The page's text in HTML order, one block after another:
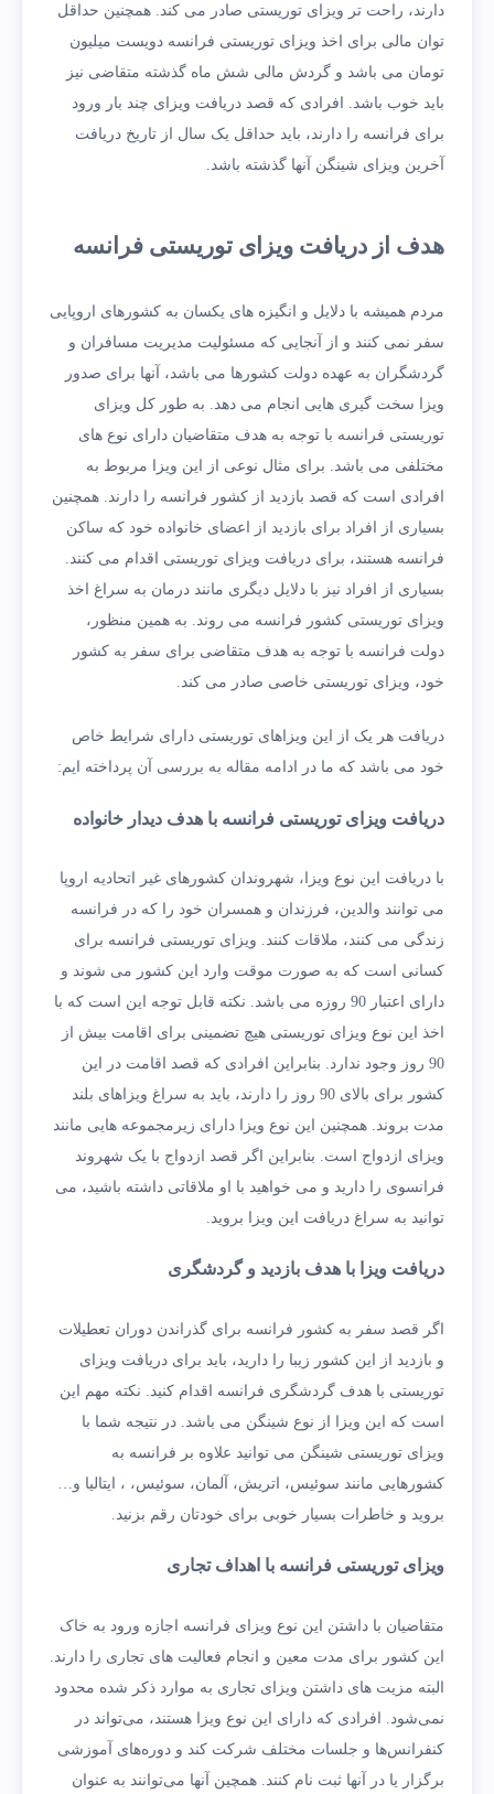
دارند، راحت تر ویزای توریستی صادر می کند. همچنین حداقل
توان مالی برای اخذ ویزای توریستی فرانسه دویست میلیون
تومان می باشد و گردش مالی شش ماه گذشته متقاضی نیز
باید خوب باشد. افرادی که قصد دریافت ویزای چند بار ورود
برای فرانسه را دارند، باید حداقل یک سال از تاریخ دریافت
آخرین ویزای شینگن آنها گذشته باشد.
هدف از دریافت ویزای توریستی فرانسه
مردم همیشه با دلایل و انگیزه های یکسان به کشورهای اروپایی
سفر نمی کنند و از آنجایی که مسئولیت مدیریت مسافران و
گردشگران به عهده دولت کشورها می باشد، آنها برای صدور
ویزا سخت گیری هایی انجام می دهد. به طور کل ویزای
توریستی فرانسه با توجه به هدف متقاضیان دارای نوع های
مختلفی می باشد. برای مثال نوعی از این ویزا مربوط به
افرادی است که قصد بازدید از کشور فرانسه را دارند. همچنین
بسیاری از افراد برای بازدید از اعضای خانواده خود که ساکن
فرانسه هستند، برای دریافت ویزای توریستی اقدام می کنند.
بسیاری از افراد نیز با دلایل دیگری مانند درمان به سراغ اخذ
ویزای توریستی کشور فرانسه می روند. به همین منظور،
دولت فرانسه با توجه به هدف متقاضی برای سفر به کشور
خود، ویزای توریستی خاصی صادر می کند.
دریافت هر یک از این ویزاهای توریستی دارای شرایط خاص
خود می باشد که ما در ادامه مقاله به بررسی آن پرداخته ایم:
دریافت ویزای توریستی فرانسه با هدف دیدار خانواده
با دریافت این نوع ویزا، شهروندان کشورهای غیر اتحادیه اروپا
می توانند والدین، فرزندان و همسران خود را که در فرانسه
زندگی می کنند، ملاقات کنند. ویزای توریستی فرانسه برای
کسانی است که به صورت موقت وارد این کشور می شوند و
دارای اعتبار 90 روزه می باشد. نکته قابل توجه این است که با
اخذ این نوع ویزای توریستی هیچ تضمینی برای اقامت بیش از
90 روز وجود ندارد. بنابراین افرادی که قصد اقامت در این
کشور برای بالای 90 روز را دارند، باید به سراغ ویزاهای بلند
مدت بروند. همچنین این نوع ویزا دارای زیرمجموعه هایی مانند
ویزای ازدواج است. بنابراین اگر قصد ازدواج با یک شهروند
فرانسوی را دارید و می خواهید با او ملاقاتی داشته باشید، می
توانید به سراغ دریافت این ویزا بروید.
دریافت ویزا با هدف بازدید و گردشگری
اگر قصد سفر به کشور فرانسه برای گذراندن دوران تعطیلات
و بازدید از این کشور زیبا را دارید، باید برای دریافت ویزای
توریستی با هدف گردشگری فرانسه اقدام کنید. نکته مهم این
است که این ویزا از نوع شینگن می باشد. در نتیجه شما با
ویزای توریستی شینگن می توانید علاوه بر فرانسه به
کشورهایی مانند سوئیس، اتریش، آلمان، سوئیس، ، ایتالیا و…
بروید و خاطرات بسیار خوبی برای خودتان رقم بزنید.
ویزای توریستی فرانسه با اهداف تجاری
متقاضیان با داشتن این نوع ویزای فرانسه اجازه ورود به خاک
این کشور برای مدت معین و انجام فعالیت های تجاری را دارند.
البته مزیت های داشتن ویزای تجاری به موارد ذکر شده محدود
نمی‌شود. افرادی که دارای این نوع ویزا هستند، می‌تواند در
کنفرانس‌ها و جلسات مختلف شرکت کند و دوره‌های آموزشی
برگزار یا در آنها ثبت نام کنند. همچین آنها می‌توانند به عنوان